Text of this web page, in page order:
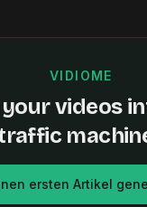
VIDIOME
videos
ersten Artikel